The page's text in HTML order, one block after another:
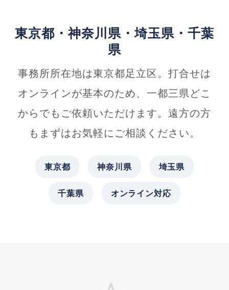
東京都・神奈川県・埼玉県・千葉
県
事務所所在地は東京都足立区。打合せは
オンラインが基本のため、一都三県どこ
からでもご依頼いただけます。遠方の方
もまずはお気軽にご相談ください。
東京都 神奈川県 埼玉県
千葉県 オンライン対応